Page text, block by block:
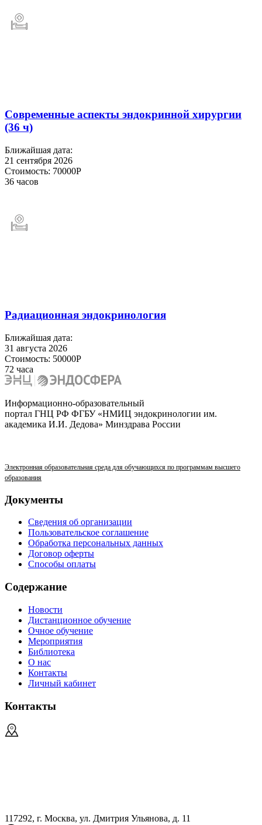
Современные аспекты эндокринной хирургии
(36 ч)
Ближайшая дата:
21 сентября 2026
Стоимость: 70000Р
36 часов
Радиационная эндокринология
Ближайшая дата:
31 августа 2026
Стоимость: 50000Р
72 часа
Информационно-образовательный
портал ГНЦ РФ ФГБУ «НМИЦ эндокринологии им.
академика И.И. Дедова» Минздрава России
Электронная образовательная среда для обучающихся по программам высшего
образования
Документы
Сведения об организации
Пользовательское соглашение
Обработка персональных данных
Договор оферты
Способы оплаты
Содержание
Новости
Дистанционное обучение
Очное обучение
Мероприятия
Библиотека
О нас
Контакты
Личный кабинет
Контакты
117292, г. Москва, ул. Дмитрия Ульянова, д. 11